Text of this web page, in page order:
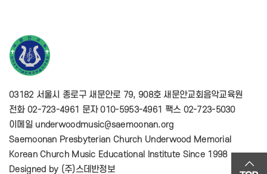
03182 서울시 종로구 새문안로 79, 908호 새문안교회음악교육원
전화 02-723-4961 문자 010-5953-4961 팩스 02-723-5030
이메일 underwoodmusic@saemoonan.org
Saemoonan Presbyterian Church Underwood Memorial
Korean Church Music Educational Institute Since 1998
Designed by (주)스데반정보